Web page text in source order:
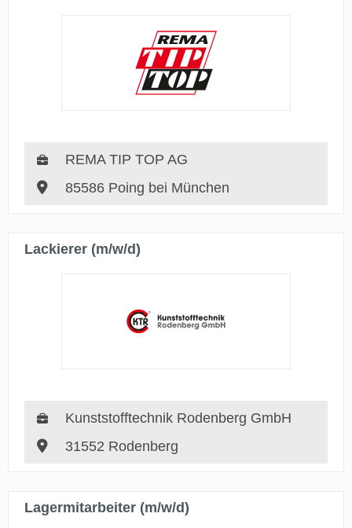
REMA TIP TOP AG
85586 Poing bei München
Lackierer (m/w/d)
Kunststofftechnik Rodenberg GmbH
31552 Rodenberg
Lagermitarbeiter (m/w/d)